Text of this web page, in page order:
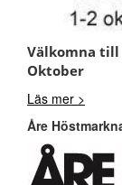
Välkomna till
Oktober
Läs mer >
Åre